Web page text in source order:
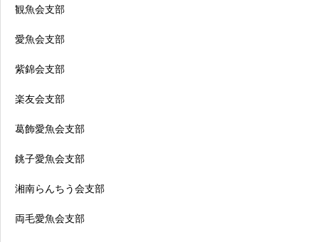
観魚会支部
愛魚会支部
紫錦会支部
楽友会支部
葛飾愛魚会支部
銚子愛魚会支部
湘南らんちう会支部
両毛愛魚会支部